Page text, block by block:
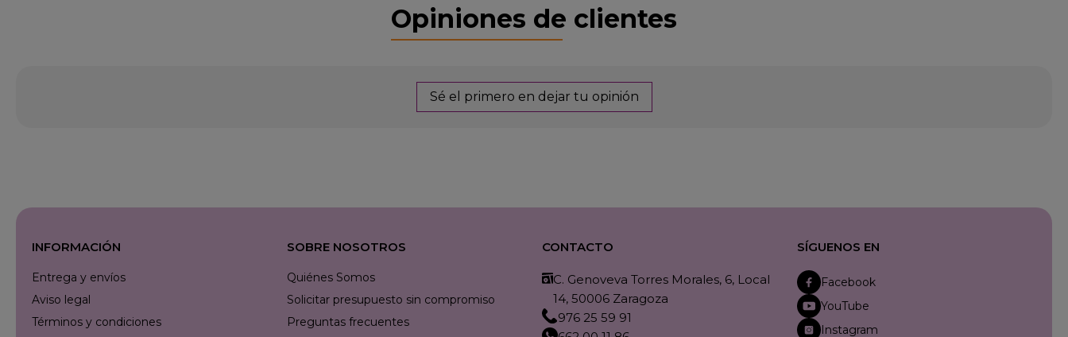
Opiniones de clientes
Sé el primero en dejar tu opinión
INFORMACIÓN
Entrega y envíos
Aviso legal
Términos y condiciones
SOBRE NOSOTROS
Quiénes Somos
Solicitar presupuesto sin compromiso
Preguntas frecuentes
CONTACTO
C. Genoveva Torres Morales, 6, Local
14, 50006 Zaragoza
976 25 59 91
SÍGUENOS EN
Facebook
YouTube
Instagram